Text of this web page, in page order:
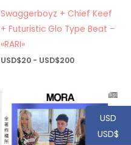
Swaggerboyz + Chief Keef
+ Futuristic Glo Type Beat –
«RARI»
USD$20 - USD$200Rango
USD$20
hasta
USD$200USD
USD$